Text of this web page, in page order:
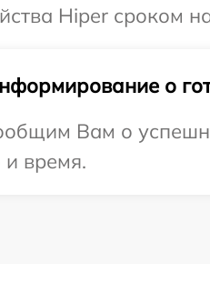
Hiper сроком
о
Вам о
и время.